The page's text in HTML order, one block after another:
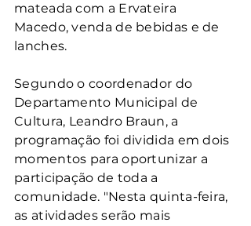
mateada com a Ervateira
Macedo, venda de bebidas e de
lanches.
Segundo o coordenador do
Departamento Municipal de
Cultura, Leandro Braun, a
programação foi dividida em dois
momentos para oportunizar a
participação de toda a
comunidade. "Nesta quinta-feira,
as atividades serão mais